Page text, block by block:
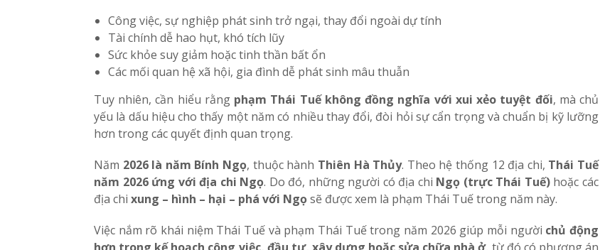
Công việc, sự nghiệp phát sinh trở ngại, thay đổi ngoài dự tính
Tài chính dễ hao hụt, khó tích lũy
Sức khỏe suy giảm hoặc tinh thần bất ổn
Các mối quan hệ xã hội, gia đình dễ phát sinh mâu thuẫn
Tuy nhiên, cần hiểu rằng phạm Thái Tuế không đồng nghĩa với xui xẻo tuyệt đối, mà chủ
yếu là dấu hiệu cho thấy một năm có nhiều thay đổi, đòi hỏi sự cẩn trọng và chuẩn bị kỹ lưỡng
hơn trong các quyết định quan trọng.
Năm 2026 là năm Bính Ngọ, thuộc hành Thiên Hà Thủy. Theo hệ thống 12 địa chi, Thái Tuế
năm 2026 ứng với địa chi Ngọ. Do đó, những người có địa chi Ngọ (trực Thái Tuế)hoặc các
địa chi xung – hình – hại – phá với Ngọsẽ được xem là phạm Thái Tuế trong năm này.
Việc nắm rõ khái niệm Thái Tuế và phạm Thái Tuế trong năm 2026 giúp mỗi người chủ động